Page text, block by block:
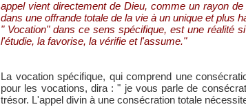
appel vient directement de Dieu, comme un rayon
dans une offrande totale de la vie à un unique et plus
" Vocation" dans ce sens spécifique, est une réalité
l'étudie, la favorise, la vérifie et l'assume."
La vocation spécifique, qui comprend une
pour les vocations, dira : " je vous parle de
trésor. L'appel divin à une consécration totale